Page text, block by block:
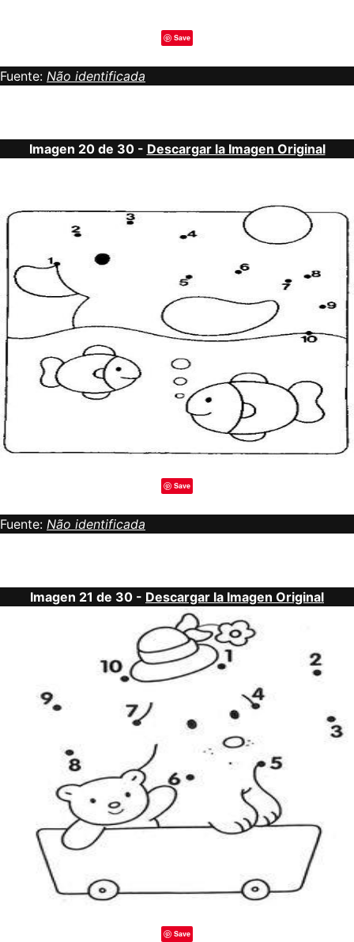
Save
Fuente: Não identificada
Imagen 20 de 30 - Descargar la Imagen Original
Save
Fuente: Não identificada
Imagen 21 de 30 - Descargar la Imagen Original
Save